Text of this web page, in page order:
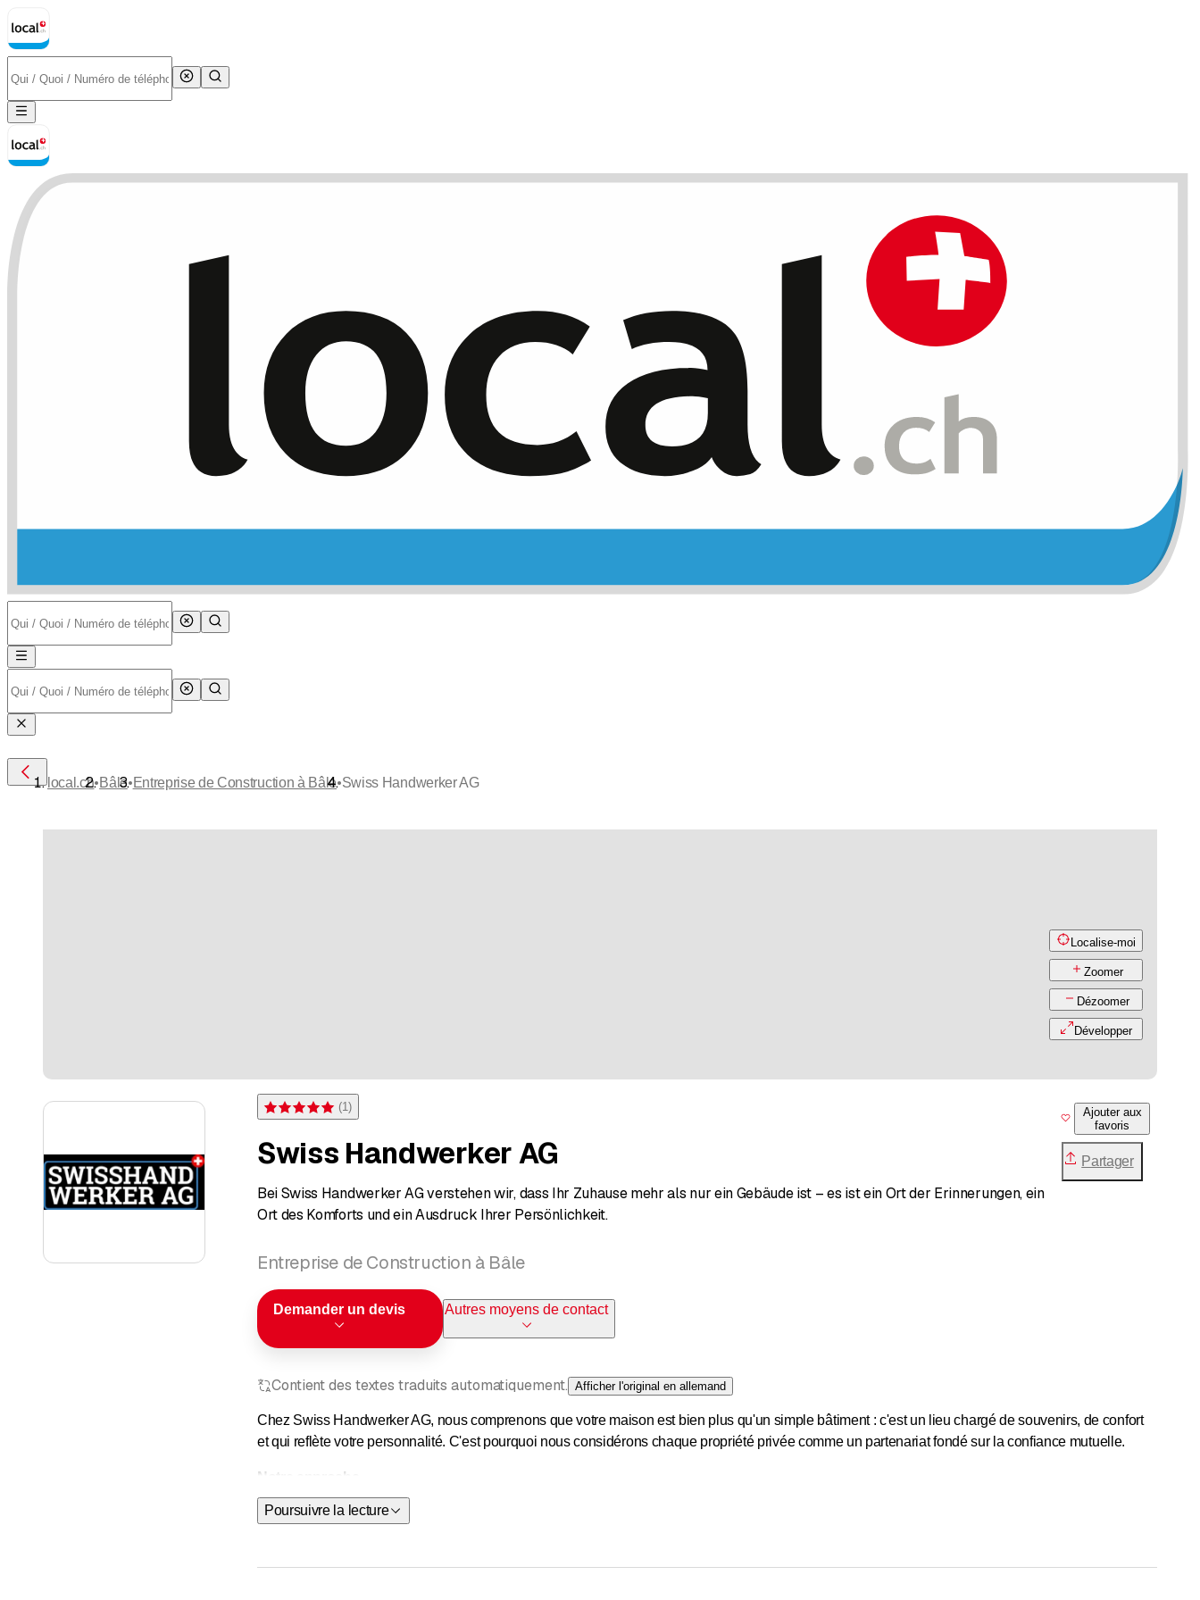
Localise-moi
Zoomer
Dézoomer
Développer
Note 5 sur 5 étoiles pour d'une évaluation
(1)
Swiss Handwerker AG
Bei Swiss Handwerker AG verstehen wir, dass Ihr Zuhause mehr als nur ein Gebäude ist – es ist ein Ort der Erinnerungen, ein
Ort des Komforts und ein Ausdruck Ihrer Persönlichkeit.
Entreprise de Construction à Bâle
Demander un devis Autres moyens de contact
Ajouter aux
favoris
Partager
Contient des textes traduits automatiquement. Afficher l'original en allemand
Chez Swiss Handwerker AG, nous comprenons que votre maison est bien plus qu'un simple bâtiment : c'est un lieu chargé de souvenirs, de confort
et qui reflète votre personnalité. C'est pourquoi nous considérons chaque propriété privée comme un partenariat fondé sur la confiance mutuelle.
Notre approche
Notre approche se caractérise par la qualité, la fiabilité et un accompagnement personnalisé. Nous vous accompagnons du début à la fin afin de
Poursuivre la lecture
local.ch•Bâle•Entreprise de Construction à Bâle•Swiss Handwerker AG